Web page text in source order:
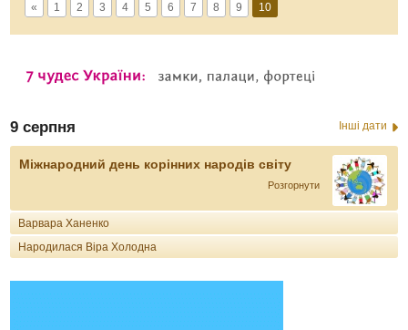
« 1 2 3 4 5 6 7 8 9 10
9 серпня Інші дати
Міжнародний день корінних народів світу
Розгорнути
Варвара Ханенко
Народилася Віра Холодна